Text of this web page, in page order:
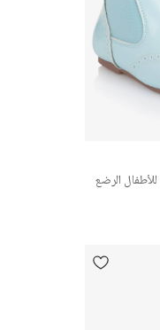
الرضع